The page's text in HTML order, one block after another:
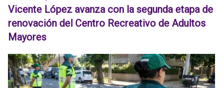
Vicente López avanza con la segunda etapa de
renovación del Centro Recreativo de Adultos
Mayores